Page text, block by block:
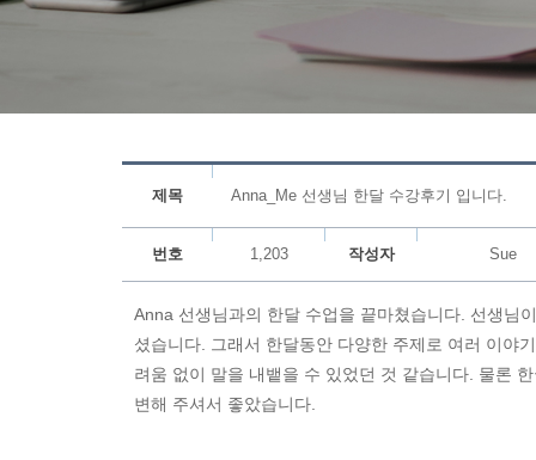
제목 Anna_Me 선생님 한달 수강후기 입니다.
번호 1,203 작성자 Sue
Anna 선생님과의 한달 수업을 끝마쳤습니다. 선생님
셨습니다. 그래서 한달동안 다양한 주제로 여러 이야
려움 없이 말을 내뱉을 수 있었던 것 같습니다. 물론
변해 주셔서 좋았습니다.